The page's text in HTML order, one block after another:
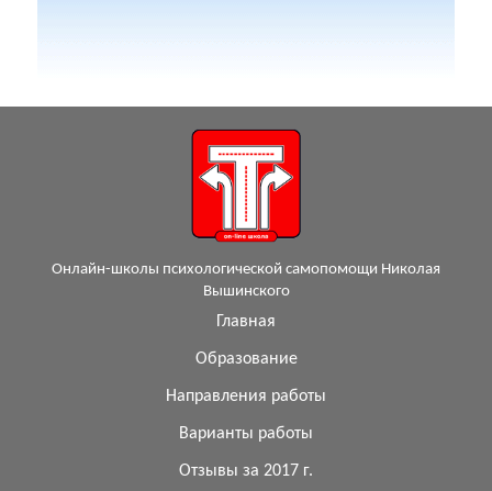
Онлайн-школы психологической самопомощи Николая
Вышинского
Главная
Образование
Направления работы
Варианты работы
Отзывы за 2017 г.